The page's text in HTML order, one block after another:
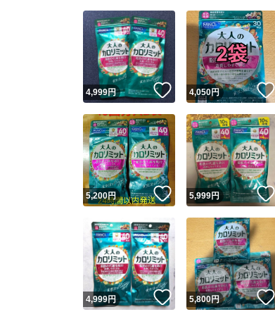
4,999円 いいね！
4,050円
5,200円 いいね！
5,999円
4,999円 いいね！
5,800円